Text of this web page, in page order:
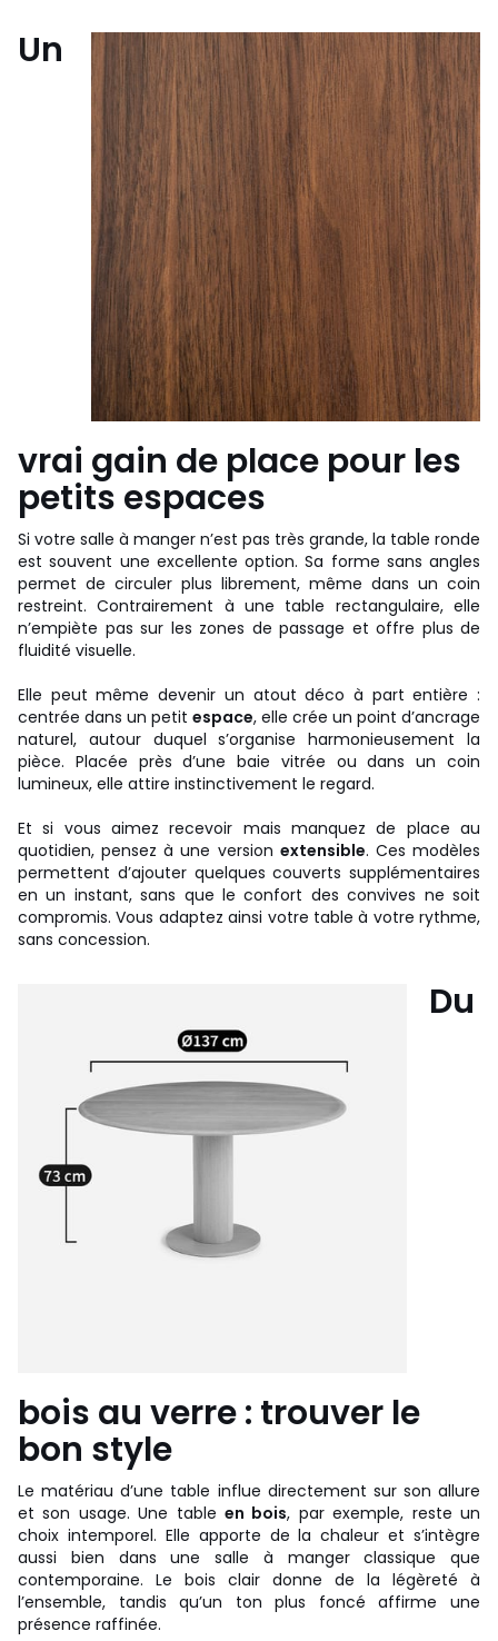
Un
vrai gain de place pour les
petits espaces
Si votre salle à manger n’est pas très grande, la table ronde
est souvent une excellente option. Sa forme sans angles
permet de circuler plus librement, même dans un coin
restreint. Contrairement à une table rectangulaire, elle
n’empiète pas sur les zones de passage et offre plus de
fluidité visuelle.
Elle peut même devenir un atout déco à part entière :
centrée dans un petit espace, elle crée un point d’ancrage
naturel, autour duquel s’organise harmonieusement la
pièce. Placée près d’une baie vitrée ou dans un coin
lumineux, elle attire instinctivement le regard.
Et si vous aimez recevoir mais manquez de place au
quotidien, pensez à une version extensible. Ces modèles
permettent d’ajouter quelques couverts supplémentaires
en un instant, sans que le confort des convives ne soit
compromis. Vous adaptez ainsi votre table à votre rythme,
sans concession.
Du
bois au verre : trouver le
bon style
Le matériau d’une table influe directement sur son allure
et son usage. Une table en bois, par exemple, reste un
choix intemporel. Elle apporte de la chaleur et s’intègre
aussi bien dans une salle à manger classique que
contemporaine. Le bois clair donne de la légèreté à
l’ensemble, tandis qu’un ton plus foncé affirme une
présence raffinée.